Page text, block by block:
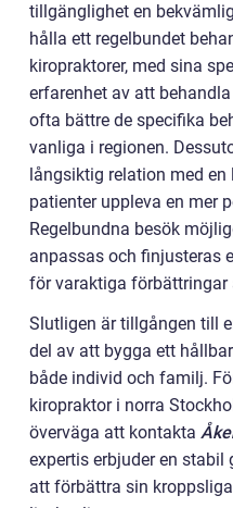
tillgänglighet en
hålla ett regelbundet
kiropraktorer, med sina
erfarenhet av att
ofta bättre de specifika
vanliga i regionen.
långsiktig relation med
patienter uppleva en mer
Regelbundna besök
anpassas och finjusteras
för varaktiga
Slutligen är tillgången till
del av att bygga ett
både individ och familj.
kiropraktor i norra
överväga att kontakta
expertis erbjuder en
att förbättra sin